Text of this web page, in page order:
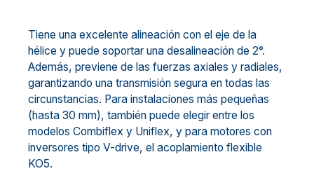
Tiene una excelente alineación con el eje de la
hélice y puede soportar una desalineación de 2°.
Además, previene de las fuerzas axiales y radiales,
garantizando una transmisión segura en todas las
circunstancias. Para instalaciones más pequeñas
(hasta 30 mm), también puede elegir entre los
modelos Combiflex y Uniflex, y para motores con
inversores tipo V-drive, el acoplamiento flexible
KO5.